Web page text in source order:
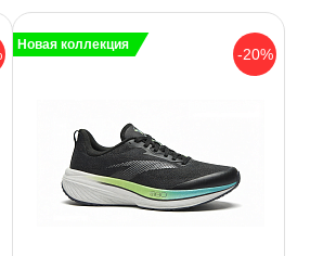
-20%
Новая коллекция